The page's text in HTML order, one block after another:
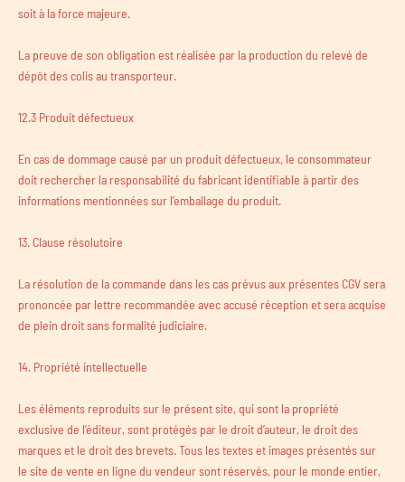
soit à la force majeure.
La preuve de son obligation est réalisée par la production du relevé de
dépôt des colis au transporteur.
12.3 Produit défectueux
En cas de dommage causé par un produit défectueux, le consommateur
doit rechercher la responsabilité du fabricant identifiable à partir des
informations mentionnées sur l’emballage du produit.
13. Clause résolutoire
La résolution de la commande dans les cas prévus aux présentes CGV sera
prononcée par lettre recommandée avec accusé réception et sera acquise
de plein droit sans formalité judiciaire.
14. Propriété intellectuelle
Les éléments reproduits sur le présent site, qui sont la propriété
exclusive de l’éditeur, sont protégés par le droit d’auteur, le droit des
marques et le droit des brevets. Tous les textes et images présentés sur
le site de vente en ligne du vendeur sont réservés, pour le monde entier,